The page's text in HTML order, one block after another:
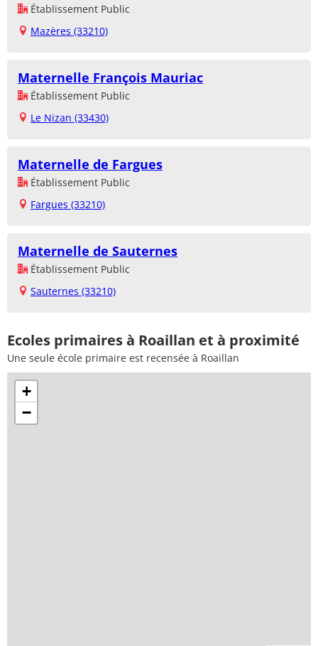
Établissement Public
Mazères (33210)
Maternelle François Mauriac
Établissement Public
Le Nizan (33430)
Maternelle de Fargues
Établissement Public
Fargues (33210)
Maternelle de Sauternes
Établissement Public
Sauternes (33210)
Ecoles primaires à Roaillan et à proximité
Une seule école primaire est recensée à Roaillan
+
−